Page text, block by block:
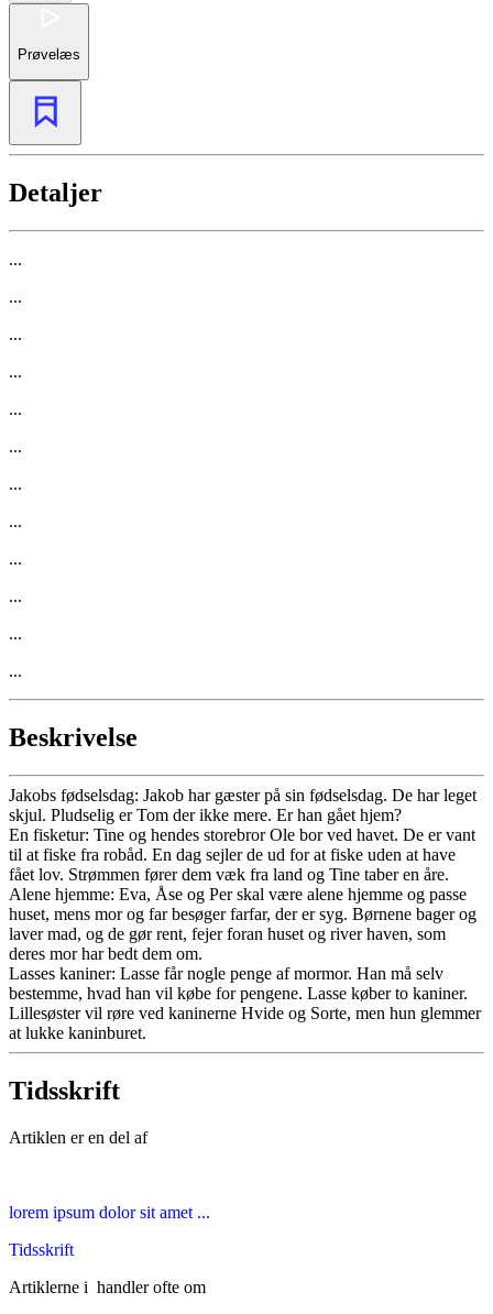
Prøvelæs
Detaljer
...
...
...
...
...
...
...
...
...
...
...
...
Beskrivelse
Jakobs fødselsdag: Jakob har gæster på sin fødselsdag. De har leget
skjul. Pludselig er Tom der ikke mere. Er han gået hjem?
En fisketur: Tine og hendes storebror Ole bor ved havet. De er vant
til at fiske fra robåd. En dag sejler de ud for at fiske uden at have
fået lov. Strømmen fører dem væk fra land og Tine taber en åre.
Alene hjemme: Eva, Åse og Per skal være alene hjemme og passe
huset, mens mor og far besøger farfar, der er syg. Børnene bager og
laver mad, og de gør rent, fejer foran huset og river haven, som
deres mor har bedt dem om.
Lasses kaniner: Lasse får nogle penge af mormor. Han må selv
bestemme, hvad han vil købe for pengene. Lasse køber to kaniner.
Lillesøster vil røre ved kaninerne Hvide og Sorte, men hun glemmer
at lukke kaninburet.
Tidsskrift
Artiklen er en del af
lorem ipsum dolor sit amet ...
Tidsskrift
Artiklerne i handler ofte om